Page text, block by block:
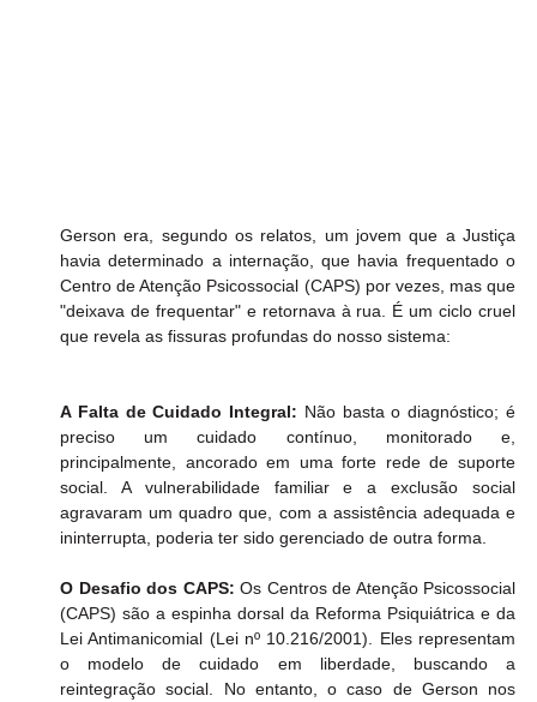
​Gerson era, segundo os relatos, um jovem que a Justiça
havia determinado a internação, que havia frequentado o
Centro de Atenção Psicossocial (CAPS) por vezes, mas que
"deixava de frequentar" e retornava à rua. É um ciclo cruel
que revela as fissuras profundas do nosso sistema:
A Falta de Cuidado Integral: Não basta o diagnóstico; é
preciso um cuidado contínuo, monitorado e,
principalmente, ancorado em uma forte rede de suporte
social. A vulnerabilidade familiar e a exclusão social
agravaram um quadro que, com a assistência adequada e
ininterrupta, poderia ter sido gerenciado de outra forma.
O Desafio dos CAPS: Os Centros de Atenção Psicossocial
(CAPS) são a espinha dorsal da Reforma Psiquiátrica e da
Lei Antimanicomial (Lei nº 10.216/2001). Eles representam
o modelo de cuidado em liberdade, buscando a
reintegração social. No entanto, o caso de Gerson nos